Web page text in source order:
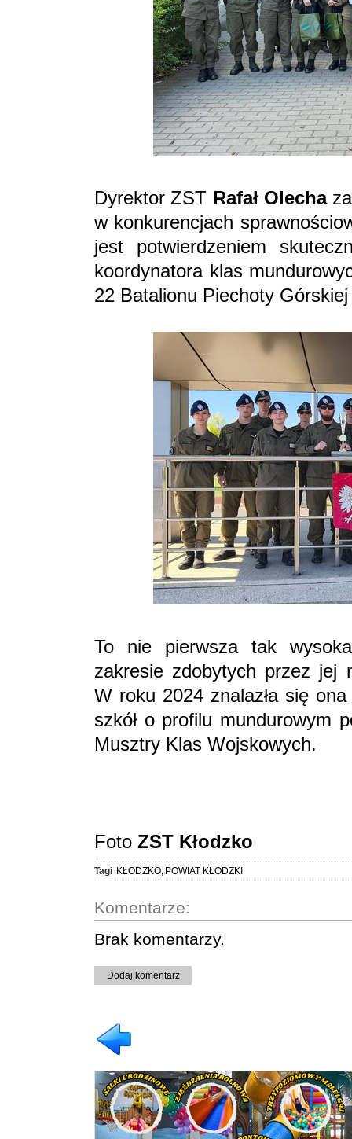
Dyrektor ZST Rafał Olecha
w konkurencjach
jest potwierdzeniem
koordynatora klas
22 Batalionu Piechoty Górskiej
To nie pierwsza tak
zakresie zdobytych przez jej
W roku 2024 znalazła się
szkół o profilu mundurowym
Musztry Klas Wojskowych.
Foto ZST Kłodzko
Tagi KŁODZKO, POWIAT KŁODZKI
Komentarze:
Brak komentarzy.
Dodaj komentarz